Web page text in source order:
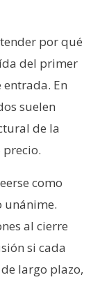
por qué
del primer
En
suelen
de la
como
unánime.
al cierre
si cada
largo plazo,